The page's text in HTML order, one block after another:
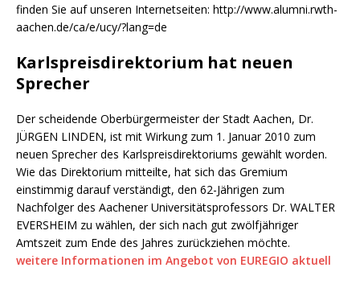
finden Sie auf unseren Internetseiten: http://www.alumni.rwth-
aachen.de/ca/e/ucy/?lang=de
Karlspreisdirektorium hat neuen
Sprecher
Der scheidende Oberbürgermeister der Stadt Aachen, Dr.
JÜRGEN LINDEN, ist mit Wirkung zum 1. Januar 2010 zum
neuen Sprecher des Karlspreisdirektoriums gewählt worden.
Wie das Direktorium mitteilte, hat sich das Gremium
einstimmig darauf verständigt, den 62-Jährigen zum
Nachfolger des Aachener Universitätsprofessors Dr. WALTER
EVERSHEIM zu wählen, der sich nach gut zwölfjähriger
Amtszeit zum Ende des Jahres zurückziehen möchte.
weitere Informationen im Angebot von EUREGIO aktuell